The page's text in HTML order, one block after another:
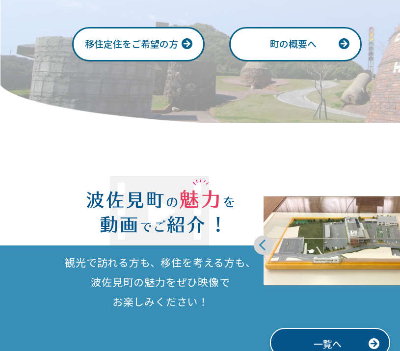
移住定住をご希望の方 町の概要へ
観光で訪れる方も、移住を考える方も、
波佐見町の魅力をぜひ映像で
お楽しみください！
一覧へ